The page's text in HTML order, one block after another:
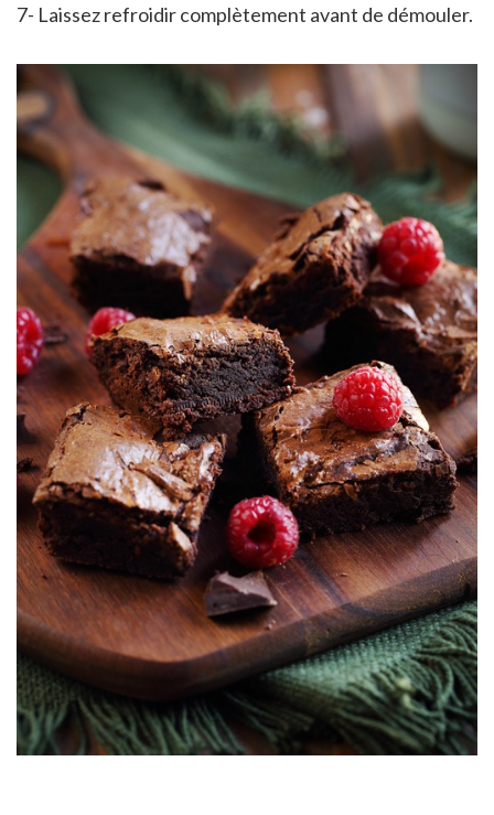
7- Laissez refroidir complètement avant de démouler.